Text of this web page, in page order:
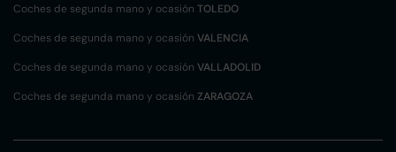
Coches de segunda mano y ocasión TOLEDO
Coches de segunda mano y ocasión VALENCIA
Coches de segunda mano y ocasión VALLADOLID
Coches de segunda mano y ocasión ZARAGOZA